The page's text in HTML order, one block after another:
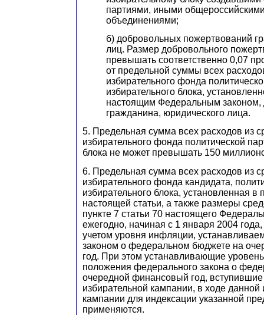
партиями, иными
объединениями;
б) добровольных пожертвований
лиц. Размер добровольного
превышать соответственно 0,07
от предельной суммы всех
избирательного фонда
избирательного блока,
настоящим Федеральным законом,
гражданина, юридического лица.
5. Предельная сумма всех расходов из
избирательного фонда политической
блока не может превышать 150
6. Предельная сумма всех расходов из
избирательного фонда кандидата,
избирательного блока, установленная в
настоящей статьи, а также размеры
пункте 7 статьи 70 настоящего
ежегодно, начиная с 1 января 2004
учетом уровня инфляции,
законом о федеральном бюджете на
год. При этом устанавливающие
положения федерального закона о
очередной финансовый год,
избирательной кампании, в ходе данной
кампании для индексации указанной
применяются.